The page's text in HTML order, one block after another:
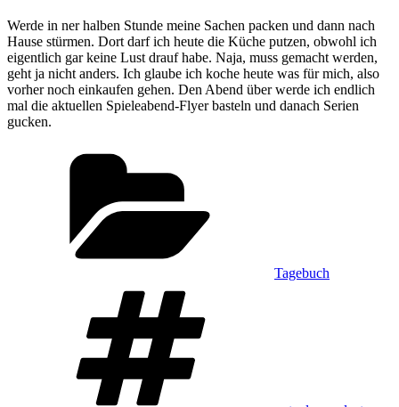
Werde in ner halben Stunde meine Sachen packen und dann nach
Hause stürmen. Dort darf ich heute die Küche putzen, obwohl ich
eigentlich gar keine Lust drauf habe. Naja, muss gemacht werden,
geht ja nicht anders. Ich glaube ich koche heute was für mich, also
vorher noch einkaufen gehen. Den Abend über werde ich endlich
mal die aktuellen Spieleabend-Flyer basteln und danach Serien
gucken.
Tagebuch